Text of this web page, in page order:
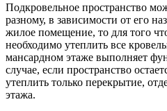
Подкровельное пространство
разному, в зависимости от его
жилое помещение, то для того
необходимо утеплить все
мансардном этаже выполняет
случае, если пространство
утеплить только перекрытие,
этажа.